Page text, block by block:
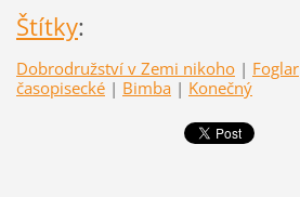
Štítky:
Dobrodružství v Zemi nikoho | Foglar
časopisecké | Bimba | Konečný